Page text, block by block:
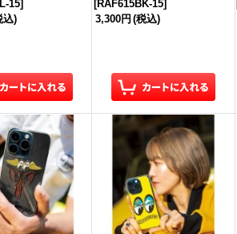
15]
込)
[RAF615BK-15]
3,300円 (税込)